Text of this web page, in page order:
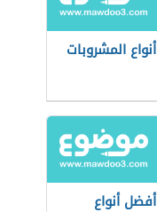
أنواع المشروبات
أفضل أنواع